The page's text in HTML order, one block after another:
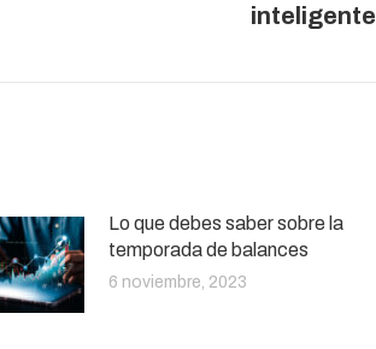
inteligente
Lo que debes saber sobre la
temporada de balances
6 noviembre, 2023